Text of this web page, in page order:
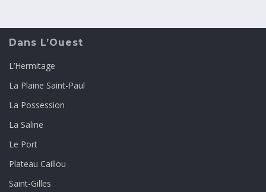
Dans L’Ouest
L’Hermitage
La Plaine Saint-Paul
La Possession
La Saline
Le Port
Plateau Caillou
Saint-Gilles